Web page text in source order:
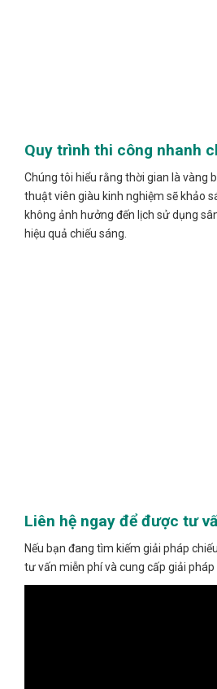
Quy trình thi công nhanh
Chúng tôi hiểu rằng thời gian là vàng
thuật viên giàu kinh nghiệm sẽ khảo
không ảnh hưởng đến lịch sử dụng
hiệu quả chiếu sáng.
Liên hệ ngay để được tư
Nếu bạn đang tìm kiếm giải pháp
tư vấn miễn phí và cung cấp giải